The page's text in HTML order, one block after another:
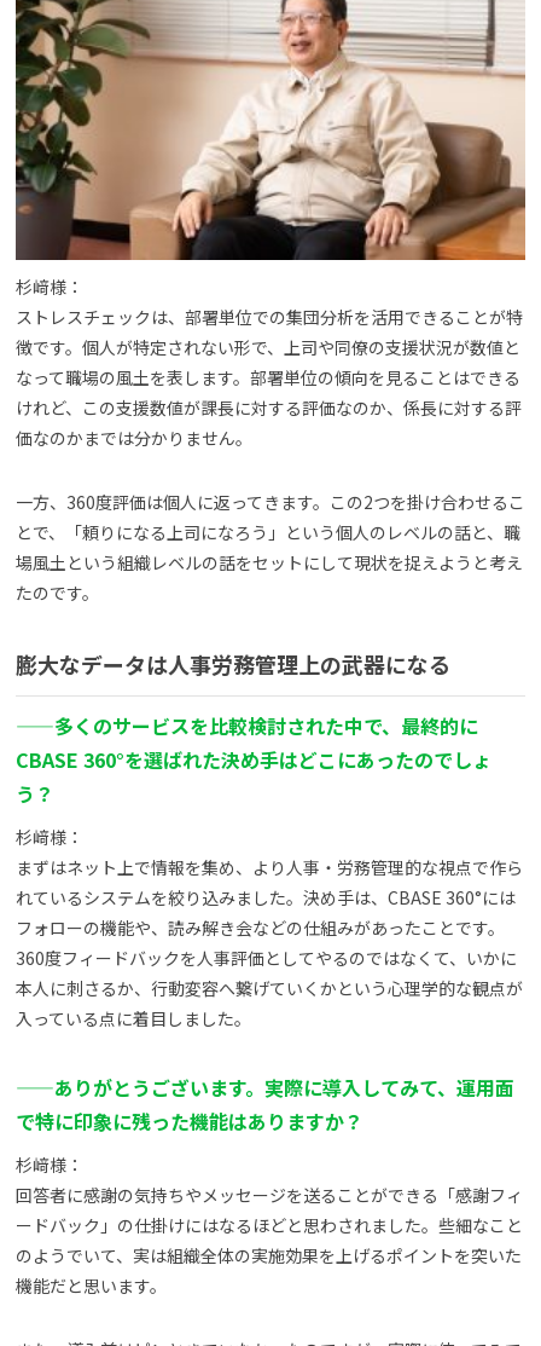
杉﨑様：
ストレスチェックは、部署単位での集団分析を活用できることが特
徴です。個人が特定されない形で、上司や同僚の支援状況が数値と
なって職場の風土を表します。部署単位の傾向を見ることはできる
けれど、この支援数値が課長に対する評価なのか、係長に対する評
価なのかまでは分かりません。
一方、360度評価は個人に返ってきます。この2つを掛け合わせるこ
とで、「頼りになる上司になろう」という個人のレベルの話と、職
場風土という組織レベルの話をセットにして現状を捉えようと考え
たのです。
膨大なデータは人事労務管理上の武器になる
——多くのサービスを比較検討された中で、最終的に
CBASE 360°を選ばれた決め手はどこにあったのでしょ
う？
杉﨑様：
まずはネット上で情報を集め、より人事・労務管理的な視点で作ら
れているシステムを絞り込みました。決め手は、CBASE 360°には
フォローの機能や、読み解き会などの仕組みがあったことです。
360度フィードバックを人事評価としてやるのではなくて、いかに
本人に刺さるか、行動変容へ繋げていくかという心理学的な観点が
入っている点に着目しました。
——ありがとうございます。実際に導入してみて、運用面
で特に印象に残った機能はありますか？
杉﨑様：
回答者に感謝の気持ちやメッセージを送ることができる「感謝フィ
ードバック」の仕掛けにはなるほどと思わされました。些細なこと
のようでいて、実は組織全体の実施効果を上げるポイントを突いた
機能だと思います。